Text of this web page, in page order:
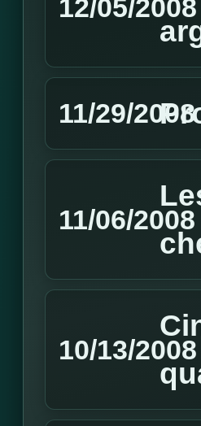
12/05/2008
11/29/2008
11/06/2008
10/13/2008